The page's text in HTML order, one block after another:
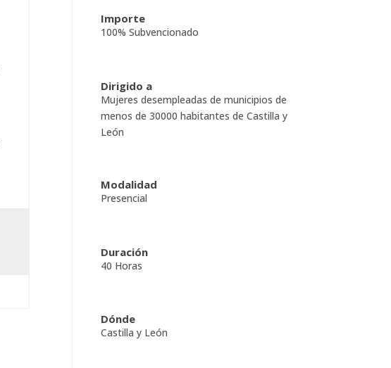
Importe
100% Subvencionado
Dirigido a
Mujeres desempleadas de municipios de
menos de 30000 habitantes de Castilla y
León
Modalidad
Presencial
Duración
40 Horas
Dónde
Castilla y León